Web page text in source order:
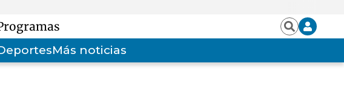
BuscarIniciar
sesión
Más noticias